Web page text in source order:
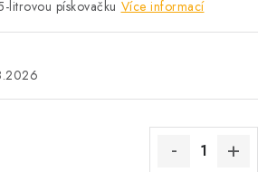
Doplňkové služby Profigaráž.cz
litrovou pískovačku Více informací